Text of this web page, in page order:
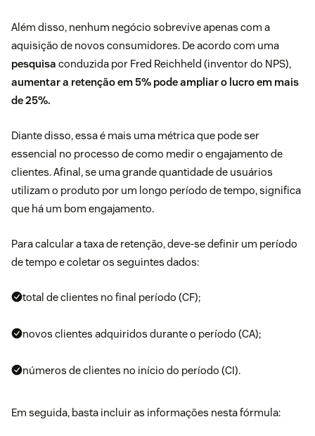
Além disso, nenhum negócio sobrevive apenas com a
aquisição de novos consumidores. De acordo com uma
pesquisa conduzida por Fred Reichheld (inventor do NPS),
aumentar a retenção em 5% pode ampliar o lucro em mais
de 25%.
Diante disso, essa é mais uma métrica que pode ser
essencial no processo de como medir o engajamento de
clientes. Afinal, se uma grande quantidade de usuários
utilizam o produto por um longo período de tempo, significa
que há um bom engajamento.
Para calcular a taxa de retenção, deve-se definir um período
de tempo e coletar os seguintes dados:
total de clientes no final período (CF);
novos clientes adquiridos durante o período (CA);
números de clientes no início do período (CI).
Em seguida, basta incluir as informações nesta fórmula: